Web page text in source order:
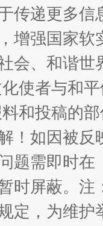
传递更多
增强国家
会、和谐
使者与和
和投稿的
！如因被
题需即时在
时屏蔽。
定，为维